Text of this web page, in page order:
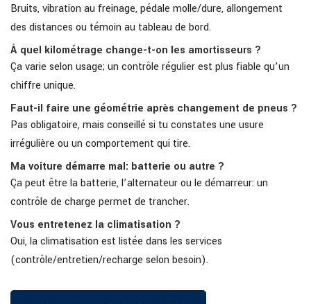
Bruits, vibration au freinage, pédale molle/dure, allongement
des distances ou témoin au tableau de bord.
À quel kilométrage change-t-on les amortisseurs ?
Ça varie selon usage; un contrôle régulier est plus fiable qu’un
chiffre unique.
Faut-il faire une géométrie après changement de pneus ?
Pas obligatoire, mais conseillé si tu constates une usure
irrégulière ou un comportement qui tire.
Ma voiture démarre mal: batterie ou autre ?
Ça peut être la batterie, l’alternateur ou le démarreur: un
contrôle de charge permet de trancher.
Vous entretenez la climatisation ?
Oui, la climatisation est listée dans les services
(contrôle/entretien/recharge selon besoin).